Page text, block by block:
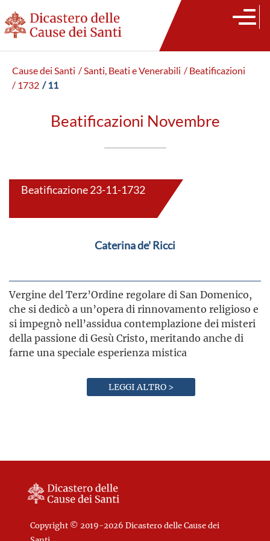
Cause dei Santi / Santi, Beati e Venerabili / Beatificazioni
/ 1732 / 11
Beatificazioni Novembre
Beatificazione 23-11-1732
Caterina de' Ricci
Vergine del Terz’Ordine regolare di San Domenico,
che si dedicò a un’opera di rinnovamento religioso e
si impegnò nell’assidua contemplazione dei misteri
della passione di Gesù Cristo, meritando anche di
farne una speciale esperienza mistica
LEGGI ALTRO >
Copyright © 2019-2026 Dicastero delle Cause dei